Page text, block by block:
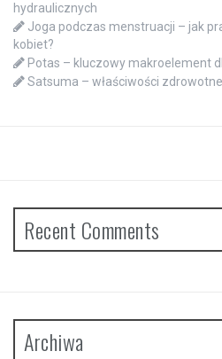
hydraulicznych
Joga podczas menstruacji – jak
kobiet?
Potas – kluczowy makroelement
Satsuma – właściwości
Recent Comments
Archiwa